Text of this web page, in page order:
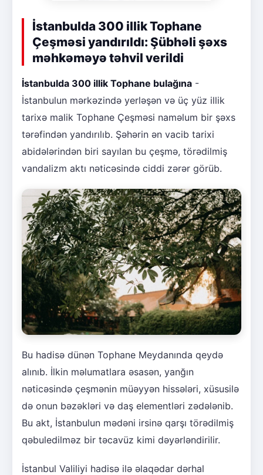
İstanbulda 300 illik Tophane
Çeşməsi yandırıldı: Şübhəli şəxs
məhkəməyə təhvil verildi
İstanbulda 300 illik Tophane bulağına -
İstanbulun mərkəzində yerləşən və üç yüz illik
tarixə malik Tophane Çeşməsi naməlum bir şəxs
tərəfindən yandırılıb. Şəhərin ən vacib tarixi
abidələrindən biri sayılan bu çeşmə, törədilmiş
vandalizm aktı nəticəsində ciddi zərər görüb.
Bu hadisə dünən Tophane Meydanında qeydə
alınıb. İlkin məlumatlara əsasən, yanğın
nəticəsində çeşmənin müəyyən hissələri, xüsusilə
də onun bəzəkləri və daş elementləri zədələnib.
Bu akt, İstanbulun mədəni irsinə qarşı törədilmiş
qəbuledilməz bir təcavüz kimi dəyərləndirilir.
İstanbul Valiliyi hadisə ilə əlaqədar dərhal